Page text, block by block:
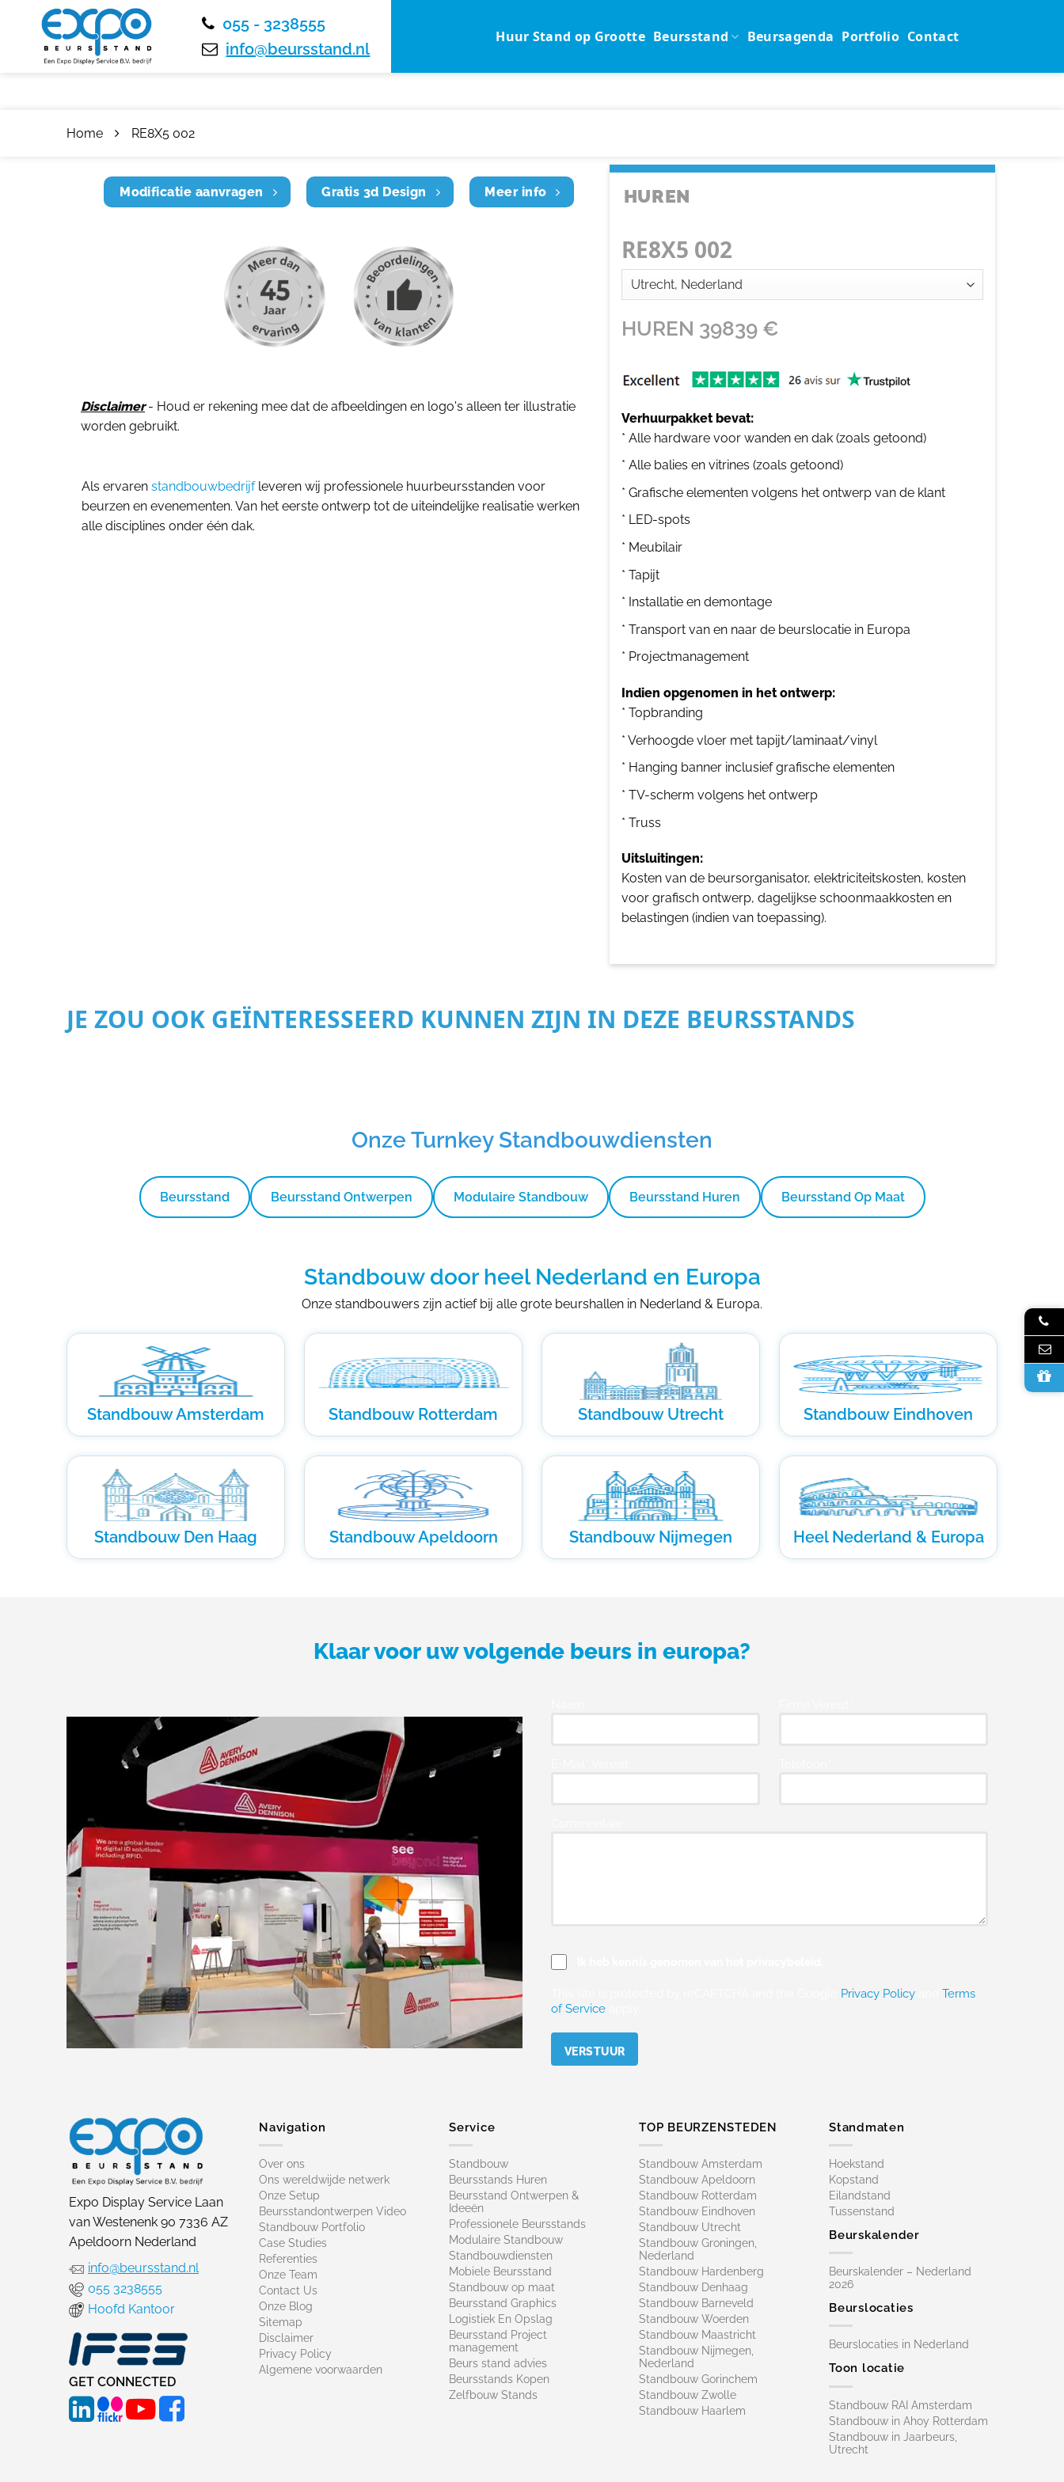
055 - 3238555
info@beursstand.nl
Huur Stand op Grootte Beursstand Beursagenda Portfolio Contact
Home RE8X5 002
Modificatie aanvragen Gratis 3d Design Meer info
Disclaimer- Houd er rekening mee dat de afbeeldingen en logo's alleen ter illustratie
worden gebruikt.
Als ervaren standbouwbedrijfleveren wij professionele huurbeursstanden voor
beurzen en evenementen. Van het eerste ontwerp tot de uiteindelijke realisatie werken
alle disciplines onder één dak.
HUREN
RE8X5 002
HUREN 39839€
Verhuurpakket bevat:
* Alle hardware voor wanden en dak (zoals getoond)
* Alle balies en vitrines (zoals getoond)
* Grafische elementen volgens het ontwerp van de klant
* LED-spots
* Meubilair
* Tapijt
* Installatie en demontage
* Transport van en naar de beurslocatie in Europa
* Projectmanagement
Indien opgenomen in het ontwerp:
* Topbranding
* Verhoogde vloer met tapijt/laminaat/vinyl
* Hanging banner inclusief grafische elementen
* TV-scherm volgens het ontwerp
* Truss
Uitsluitingen:
Kosten van de beursorganisator, elektriciteitskosten, kosten
voor grafisch ontwerp, dagelijkse schoonmaakkosten en
belastingen (indien van toepassing).
JE ZOU OOK GEÏNTERESSEERD KUNNEN ZIJN IN DEZE BEURSSTANDS
Onze Turnkey Standbouwdiensten
Beursstand Beursstand Ontwerpen Modulaire Standbouw Beursstand Huren Beursstand Op Maat
Standbouw door heel Nederland en Europa
Onze standbouwers zijn actief bij alle grote beurshallen in Nederland & Europa.
Standbouw Amsterdam Standbouw Rotterdam Standbouw Utrecht Standbouw Eindhoven
Standbouw Den Haag Standbouw Apeldoorn Standbouw Nijmegen Heel Nederland & Europa
Klaar voor uw volgende beurs in europa?
Privacy Policy
Terms
of Service
Expo Display Service Laan
van Westenenk 90 7336 AZ
Apeldoorn Nederland
info@beursstand.nl
055 3238555
Hoofd Kantoor
GET CONNECTED
Navigation
Over ons
Ons wereldwijde netwerk
Onze Setup
Beursstandontwerpen Video
Standbouw Portfolio
Case Studies
Referenties
Onze Team
Contact Us
Onze Blog
Sitemap
Disclaimer
Privacy Policy
Algemene voorwaarden
Service
Standbouw
Beursstands Huren
Beursstand Ontwerpen &
Ideeën
Professionele Beursstands
Modulaire Standbouw
Standbouwdiensten
Mobiele Beursstand
Standbouw op maat​
Beursstand Graphics
Logistiek En Opslag
Beursstand Project
management
Beurs stand advies
Beursstands Kopen
Zelfbouw Stands
TOP BEURZENSTEDEN
Standbouw Amsterdam
Standbouw Apeldoorn
Standbouw Rotterdam
Standbouw Eindhoven
Standbouw Utrecht
Standbouw Groningen,
Nederland
Standbouw Hardenberg
Standbouw Denhaag
Standbouw Barneveld
Standbouw Woerden
Standbouw Maastricht
Standbouw Nijmegen,
Nederland
Standbouw Gorinchem
Standbouw Zwolle
Standbouw Haarlem
Standmaten
Hoekstand
Kopstand
Eilandstand
Tussenstand
Beurskalender
Beurskalender – Nederland
2026
Beurslocaties
Beurslocaties in Nederland
Toon locatie
Standbouw RAI Amsterdam
Standbouw in Ahoy Rotterdam
Standbouw in Jaarbeurs,
Utrecht